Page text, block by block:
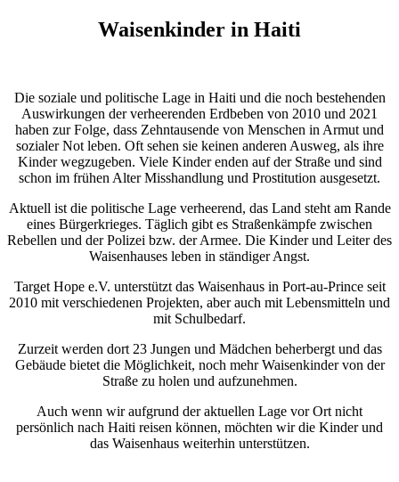
Waisenkinder in Haiti
Die soziale und politische Lage in Haiti und die noch bestehenden
Auswirkungen der verheerenden Erdbeben von 2010 und 2021
haben zur Folge, dass Zehntausende von Menschen in Armut und
sozialer Not leben. Oft sehen sie keinen anderen Ausweg, als ihre
Kinder wegzugeben. Viele Kinder enden auf der Straße und sind
schon im frühen Alter Misshandlung und Prostitution ausgesetzt.
Aktuell ist die politische Lage verheerend, das Land steht am Rande
eines Bürgerkrieges. Täglich gibt es Straßenkämpfe zwischen
Rebellen und der Polizei bzw. der Armee. Die Kinder und Leiter des
Waisenhauses leben in ständiger Angst.
Target Hope e.V. unterstützt das Waisenhaus in Port-au-Prince seit
2010 mit verschiedenen Projekten, aber auch mit Lebensmitteln und
mit Schulbedarf.
Zurzeit werden dort 23 Jungen und Mädchen beherbergt und das
Gebäude bietet die Möglichkeit, noch mehr Waisenkinder von der
Straße zu holen und aufzunehmen.
Auch wenn wir aufgrund der aktuellen Lage vor Ort nicht
persönlich nach Haiti reisen können, möchten wir die Kinder und
das Waisenhaus weiterhin unterstützen.